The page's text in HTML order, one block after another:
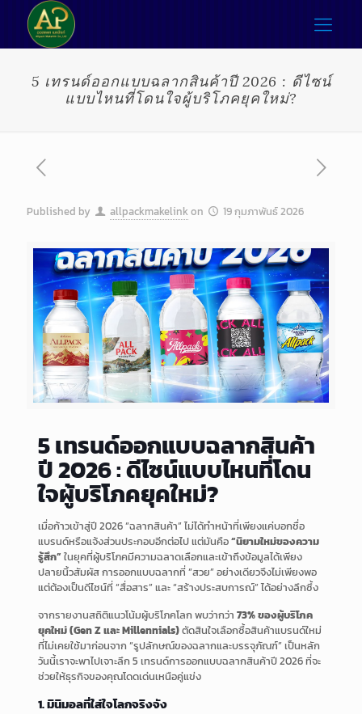
5 เทรนด์ออกแบบฉลากสินค้าปี 2026 : ดีไซน์
แบบไหนที่โดนใจผู้บริโภคยุคใหม่?
Published by allpackmakelink on 19 กุมภาพันธ์ 2026
5 เทรนด์ออกแบบฉลากสินค้า
ปี 2026 : ดีไซน์แบบไหนที่โดน
ใจผู้บริโภคยุคใหม่?
เมื่อก้าวเข้าสู่ปี 2026 “ฉลากสินค้า” ไม่ได้ทำหน้าที่เพียงแค่บอกชื่อ
แบรนด์หรือแจ้งส่วนประกอบอีกต่อไป แต่มันคือ“นิยามใหม่ของความ
รู้สึก” ในยุคที่ผู้บริโภคมีความฉลาดเลือกและเข้าถึงข้อมูลได้เพียง
ปลายนิ้วสัมผัส การออกแบบฉลากที่ “สวย” อย่างเดียวจึงไม่เพียงพอ
แต่ต้องเป็นดีไซน์ที่ “สื่อสาร” และ “สร้างประสบการณ์” ได้อย่างลึกซึ้ง
จากรายงานสถิติแนวโน้มผู้บริโภคโลก พบว่ากว่า 73% ของผู้บริโภค
ยุคใหม่ (Gen Z และ Millennials)ตัดสินใจเลือกซื้อสินค้าแบรนด์ใหม่
ที่ไม่เคยใช้มาก่อนจาก “รูปลักษณ์ของฉลากและบรรจุภัณฑ์” เป็นหลัก
วันนี้เราจะพาไปเจาะลึก 5 เทรนด์การออกแบบฉลากสินค้าปี 2026 ที่จะ
ช่วยให้ธุรกิจของคุณโดดเด่นเหนือคู่แข่ง
1. มินิมอลที่ใส่ใจโลกจริงจัง